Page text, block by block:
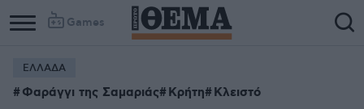
Games
ΕΛΛΑΔΑ
Φαράγγι της Σαμαριάς Κρήτη Κλειστό